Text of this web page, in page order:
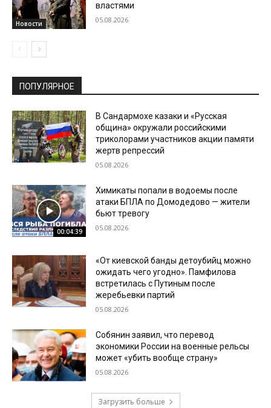
Новости
властями
05.08.2026
ПОПУЛЯРНОЕ
В Сандармохе казаки и «Русская
община» окружали российскими
триколорами участников акции памяти
жертв репрессий
05.08.2026
00:04:39
Химикаты попали в водоемы после
атаки БПЛА по Домодедово — жители
бьют тревогу
05.08.2026
«От киевской банды детоубийц можно
ожидать чего угодно». Памфилова
встретилась с Путиным после
жеребьевки партий
05.08.2026
Собянин заявил, что перевод
экономики России на военные рельсы
может «убить вообще страну»
05.08.2026
Загрузить больше